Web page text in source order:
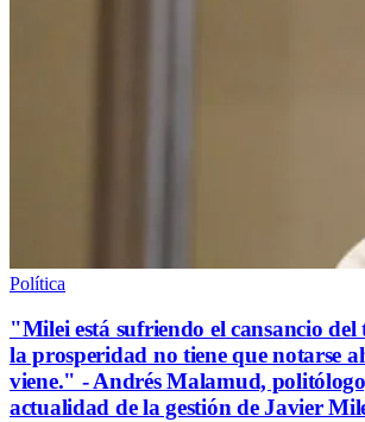
Política
"Milei está sufriendo el cansancio del
la prosperidad no tiene que notarse
viene." - Andrés Malamud,
actualidad de la gestión de Javier